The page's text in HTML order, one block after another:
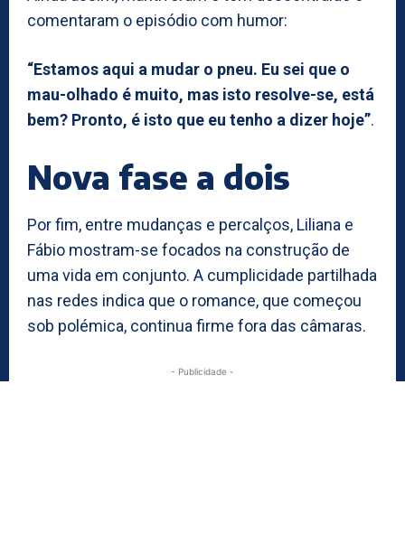
comentaram o episódio com humor:
“Estamos aqui a mudar o pneu. Eu sei que o
mau-olhado é muito, mas isto resolve-se, está
bem? Pronto, é isto que eu tenho a dizer hoje”.
Nova fase a dois
Por fim, entre mudanças e percalços, Liliana e
Fábio mostram-se focados na construção de
uma vida em conjunto. A cumplicidade partilhada
nas redes indica que o romance, que começou
sob polémica, continua firme fora das câmaras.
- Publicidade -